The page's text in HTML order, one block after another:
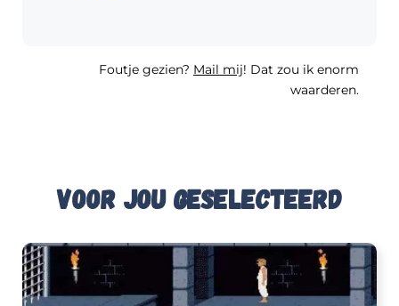
Foutje gezien? Mail mij! Dat zou ik enorm
waarderen.
Voor jou geselecteerd